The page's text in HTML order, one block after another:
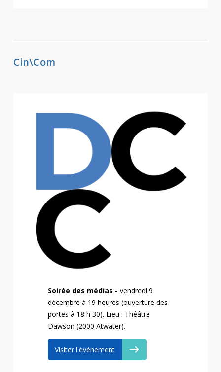
Cin\Com
Soirée des médias - vendredi 9
décembre à 19 heures (ouverture des
portes à 18 h 30). Lieu : Théâtre
Dawson (2000 Atwater).
Visiter l'événement